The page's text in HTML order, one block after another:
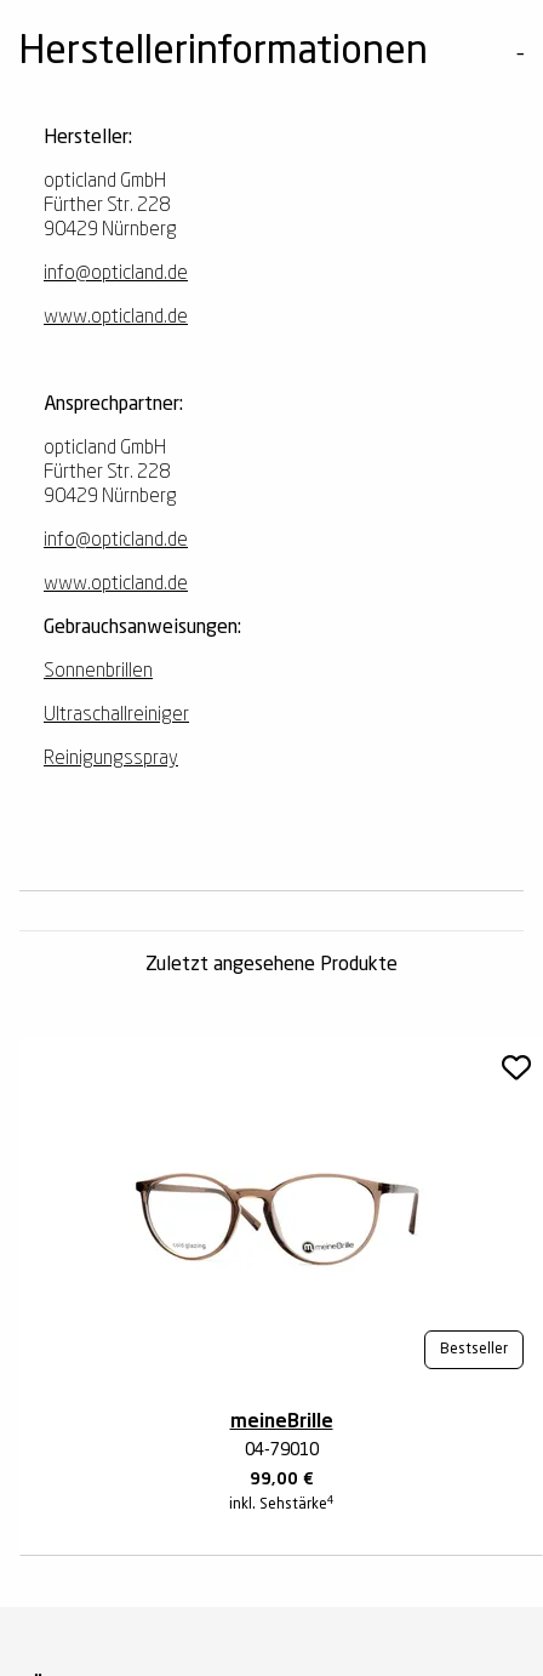
Herstellerinformationen
Hersteller:
opticland GmbH
Fürther Str. 228
90429 Nürnberg
info@opticland.de
www.opticland.de
Ansprechpartner:
opticland GmbH
Fürther Str. 228
90429 Nürnberg
info@opticland.de
www.opticland.de
Gebrauchsanweisungen:
Sonnenbrillen
Ultraschallreiniger
Reinigungsspray
Zuletzt angesehene Produkte
Bestseller
meineBrille
04-79010
99,00 €
inkl. Sehstärke4